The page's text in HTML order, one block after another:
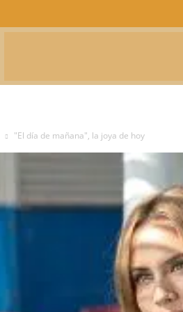
"El día de mañana", la joya de hoy